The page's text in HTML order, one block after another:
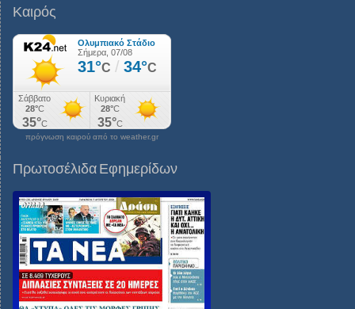
Καιρός
πρόγνωση καιρού από το weather.gr
Πρωτοσέλιδα Εφημερίδων